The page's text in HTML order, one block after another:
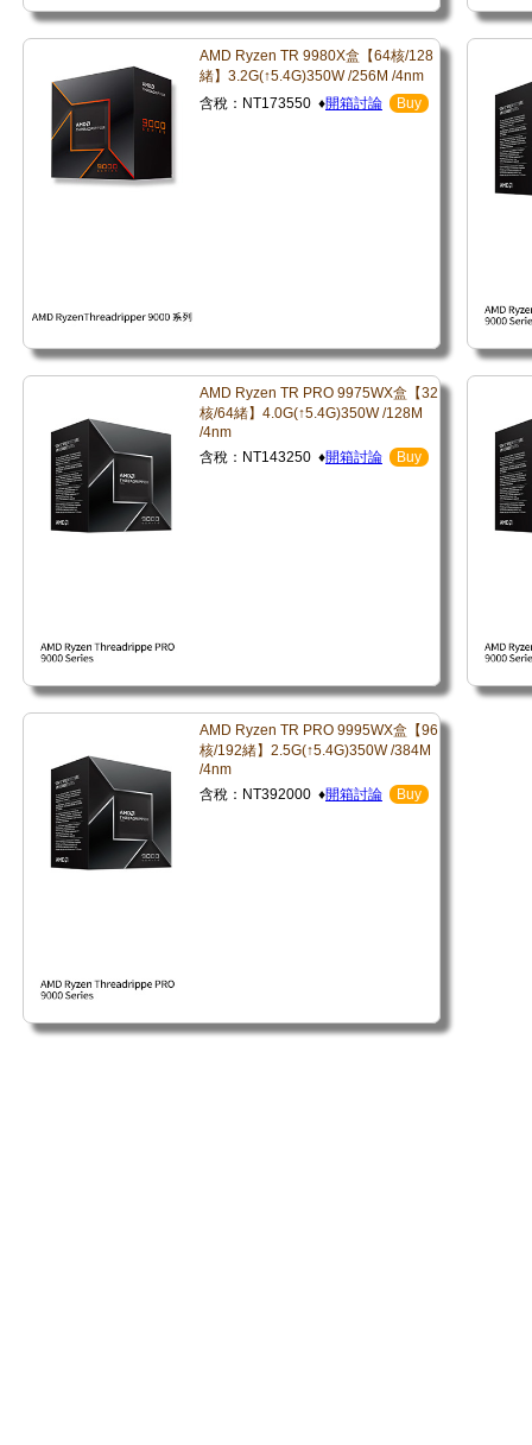
AMD Ryzen TR 9980X盒【64核/128
緒】3.2G(↑5.4G)350W /256M /4nm
含稅：NT173550 ♦開箱討論 Buy
AMD Ryzen TR PRO 9975WX盒【32
核/64緒】4.0G(↑5.4G)350W /128M
/4nm
含稅：NT143250 ♦開箱討論 Buy
AMD Ryzen TR PRO 9995WX盒【96
核/192緒】2.5G(↑5.4G)350W /384M
/4nm
含稅：NT392000 ♦開箱討論 Buy